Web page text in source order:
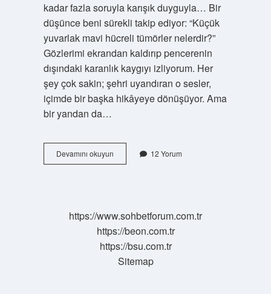
kadar fazla soruyla karışık duyguyla… Bir
düşünce beni sürekli takip ediyor: “Küçük
yuvarlak mavi hücreli tümörler nelerdir?”
Gözlerimi ekrandan kaldırıp pencerenin
dışındaki karanlık kaygıyı izliyorum. Her
şey çok sakin; şehri uyandıran o sesler,
içimde bir başka hikâyeye dönüşüyor. Ama
bir yandan da…
Devamını okuyunKüçük
yuvarlak
?
12 Yorum
https://www.sohbetforum.com.tr
https://beon.com.tr
https://bsu.com.tr
Sitemap